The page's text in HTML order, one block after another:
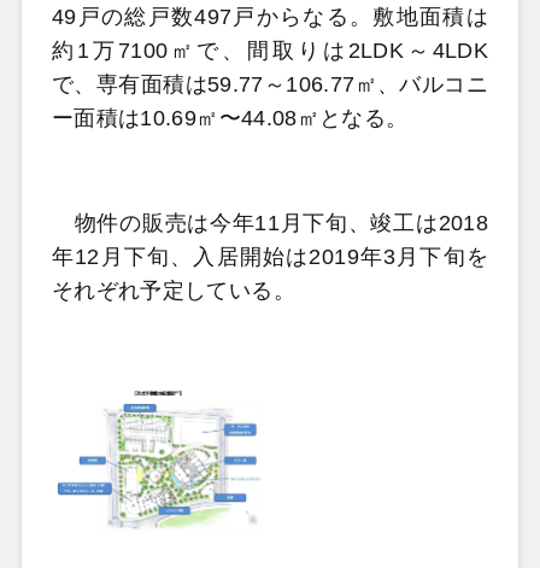
49戸の総戸数497戸からなる。敷地面積は
約1万7100㎡で、間取りは2LDK～4LDK
で、専有面積は59.77～106.77㎡、バルコニ
ー面積は10.69㎡〜44.08㎡となる。
物件の販売は今年11月下旬、竣工は2018
年12月下旬、入居開始は2019年3月下旬を
それぞれ予定している。